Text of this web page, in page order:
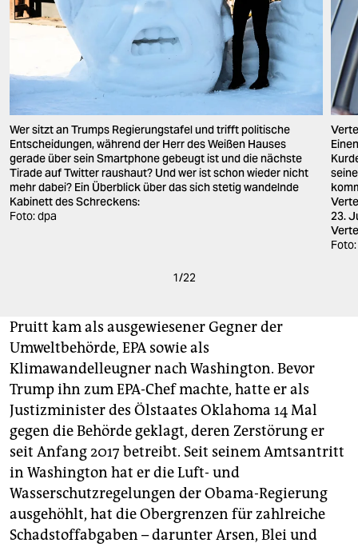
Wer sitzt an Trumps Regierungstafel und trifft politische
Entscheidungen, während der Herr des Weißen Hauses
gerade über sein Smartphone gebeugt ist und die nächste
Tirade auf Twitter raushaut? Und wer ist schon wieder nicht
mehr dabei? Ein Überblick über das sich stetig wandelnde
Kabinett des Schreckens:
Foto: dpa
23.
1/22
Pruitt kam als ausgewiesener Gegner der
Umweltbehörde, EPA sowie als
Klimawandelleugner nach Washington. Bevor
Trump ihn zum EPA-Chef machte, hatte er als
Justizminister des Ölstaates Oklahoma 14 Mal
gegen die Behörde geklagt, deren Zerstörung er
seit Anfang 2017 betreibt. Seit seinem Amtsantritt
in Washington hat er die Luft- und
Wasserschutzregelungen der Obama-Regierung
ausgehöhlt, hat die Obergrenzen für zahlreiche
Schadstoffabgaben – darunter Arsen, Blei und